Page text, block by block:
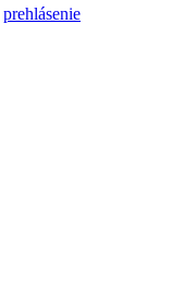
prehlásenie